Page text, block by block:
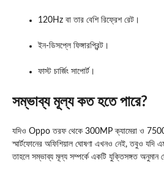
120Hz বা তার বেশি রিফ্রেশ রেট।
ইন-ডিসপ্লে ফিঙ্গারপ্রিন্ট।
ফাস্ট চার্জিং সাপোর্ট।
সম্ভাব্য মূল্য কত হতে পারে?
যদিও Oppo তরফ থেকে 300MP ক্যামেরা ও
স্মার্টফোনের অফিশিয়াল ঘোষণা এখনও নেই, তবুও যদি
তাহলে সম্ভাব্য মূল্য সম্পর্কে একটি যুক্তিসঙ্গত অনুমান